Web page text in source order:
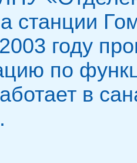
станции
году
по
в